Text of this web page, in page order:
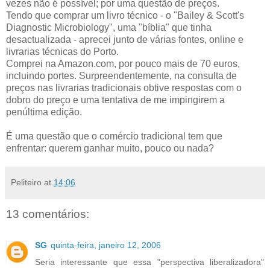
vezes não é possível; por uma questão de preços.
Tendo que comprar um livro técnico - o "Bailey & Scott's
Diagnostic Microbiology", uma "bíblia" que tinha
desactualizada - aprecei junto de várias fontes, online e
livrarias técnicas do Porto.
Comprei na Amazon.com, por pouco mais de 70 euros,
incluindo portes. Surpreendentemente, na consulta de
preços nas livrarias tradicionais obtive respostas com o
dobro do preço e uma tentativa de me impingirem a
penúltima edição.
É uma questão que o comércio tradicional tem que
enfrentar: querem ganhar muito, pouco ou nada?
Peliteiro at 14:06
13 comentários:
SG quinta-feira, janeiro 12, 2006
Seria interessante que essa "perspectiva liberalizadora"